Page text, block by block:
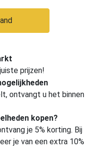
prijzen!
ontvangt u het binnen
kopen?
je 5% korting. Bij
je van een extra 10%